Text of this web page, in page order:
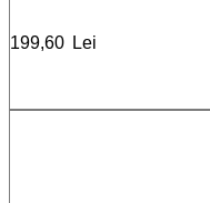
199,60 Lei